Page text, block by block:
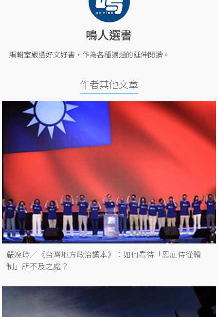
鳴人選書
編輯室嚴選好文好書，作為各種議題的延伸閱讀。
作者其他文章
嚴婉玲／《台灣地方政治讀本》：如何看待「恩庇侍從體
制」所不及之處？